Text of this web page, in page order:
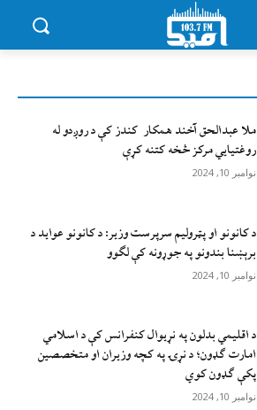
ملا عبدالحق آخند همکار کندز کې د روږدو له
روغتیایي مرکز څخه کتنه کړې
نوامبر 10, 2024
د کانونو او پټرولیم سرپرست وزیر: د کانونو عواید د
برېښنا بندونو په جوړونه کې لګوو
نوامبر 10, 2024
د اقليمي بدلون په نړيوال کنفرانس کې د اسلامي
امارت ګډون؛ د نړۍ په کچه وزيران او متخصصين
پکې ګډون کوي
نوامبر 10, 2024